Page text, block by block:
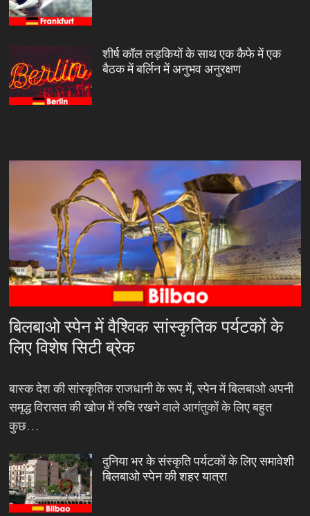
शीर्ष कॉल लड़कियों के साथ एक कैफे में एक
बैठक में बर्लिन में अनुभव अनुरक्षण
बिलबाओ स्पेन में वैश्विक सांस्कृतिक पर्यटकों के
लिए विशेष सिटी ब्रेक
बास्क देश की सांस्कृतिक राजधानी के रूप में, स्पेन में बिलबाओ अपनी
समृद्ध विरासत की खोज में रुचि रखने वाले आगंतुकों के लिए बहुत
कुछ…
दुनिया भर के संस्कृति पर्यटकों के लिए समावेशी
बिलबाओ स्पेन की शहर यात्रा